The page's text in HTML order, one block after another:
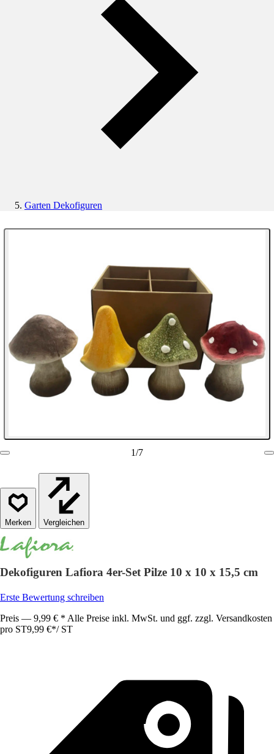
Garten Dekofiguren
1/7
Vergleichen
Dekofiguren Lafiora 4er-Set Pilze 10 x 10 x 15,5 cm
Erste Bewertung schreiben
Preis — 9,99 € * Alle Preise inkl. MwSt. und ggf. zzgl. Versandkosten
pro ST9,99 €*/ ST